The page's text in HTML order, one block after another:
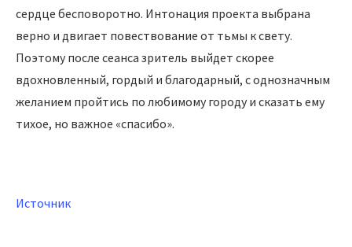
сердце бесповоротно. Интонация проекта выбрана
верно и двигает повествование от тьмы к свету.
Поэтому после сеанса зритель выйдет скорее
вдохновленный, гордый и благодарный, с однозначным
желанием пройтись по любимому городу и сказать ему
тихое, но важное «спасибо».
Источник